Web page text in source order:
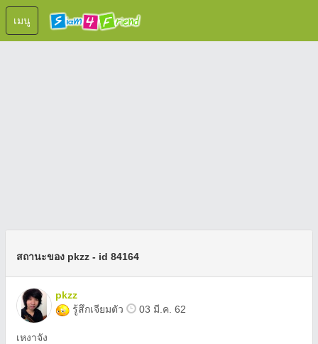
เมนู
สถานะของ pkzz - id 84164
pkzz
รู้สึกเจียมตัว
03 มี.ค. 62
เหงาจัง